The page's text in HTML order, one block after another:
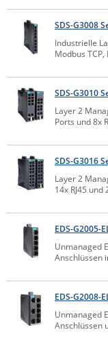
Westermo
Yuasa
ZPE Systems
News zu
SDS-G3008
Industrielle
Modbus TCP,
SDS-G3010
Layer 2
Ports und 8x
SDS-G3016
Layer 2
14x RJ45 und
EDS-G2005-
Unmanaged
Anschlüssen
EDS-G2008-
Unmanaged
Anschlüssen